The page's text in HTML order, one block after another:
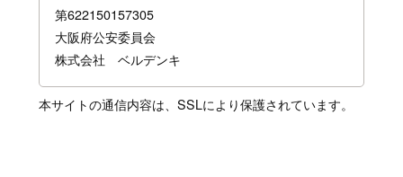
第622150157305
大阪府公安委員会
株式会社 ベルデンキ
本サイトの通信内容は、SSLにより保護されています。